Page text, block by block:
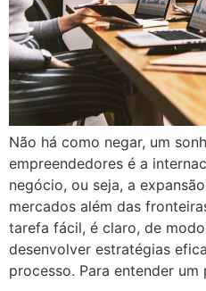
Não há como negar, um
empreendedores é a
negócio, ou seja, a
mercados além das
tarefa fácil, é claro, de
desenvolver estratégias
processo. Para entender